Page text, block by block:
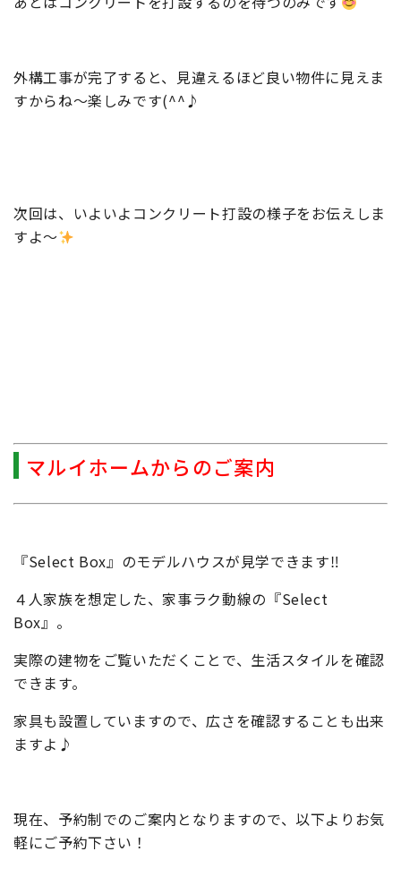
外構工事が完了すると、見違えるほど良い物件に見えま
すからね～楽しみです(^^♪
次回は、いよいよコンクリート打設の様子をお伝えしま
すよ～
マルイホームからのご案内
『Select Box』のモデルハウスが見学できます‼
４人家族を想定した、家事ラク動線の『Select
Box』。
実際の建物をご覧いただくことで、生活スタイルを確認
できます。
家具も設置していますので、広さを確認することも出来
ますよ♪
現在、予約制でのご案内となりますので、以下よりお気
軽にご予約下さい！